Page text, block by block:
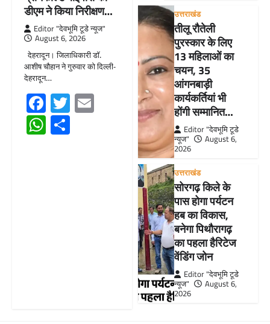
डीएम ने किया निरीक्षण…
Editor "देवभूमि टूडे न्यूज"
August 6, 2026
देहरादून। जिलाधिकारी डॉ.
आशीष चौहान ने गुरुवार को दिल्ली-
देहरादून…
Facebook
TwitterEmail
WhatsApp
उत्तराखंड
तीलू रौतेली
पुरस्कार के लिए
13 महिलाओं का
चयन, 35
आंगनबाड़ी
कार्यकर्तियां भी
होंगी सम्मानित…
Editor "देवभूमि टूडे
न्यूज"
August 6,
2026
उत्तराखंड
सोरगढ़ किले के
पास होगा पर्यटन
हब का विकास,
बनेगा पिथौरागढ़
का पहला हैरिटेज
वेंडिंग जोन
Editor "देवभूमि टूडे
न्यूज"
August 6,
2026